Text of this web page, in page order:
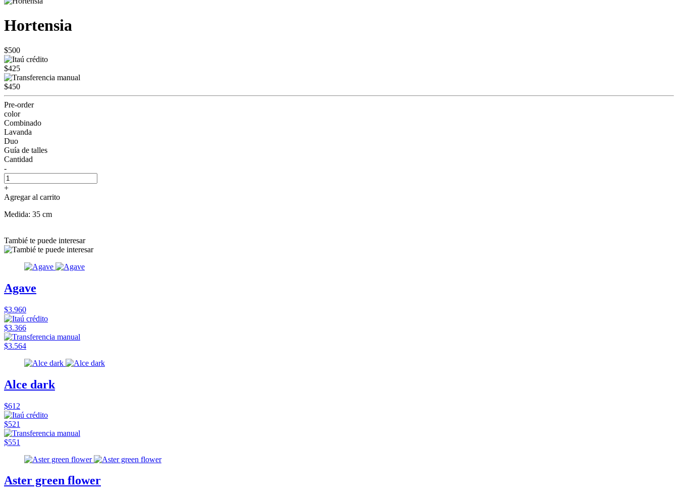
Hortensia
$500
$425
$450
Pre-order
color
Combinado
Lavanda
Duo
Guía de talles
Cantidad
-
+
Agregar al carrito
Medida: 35 cm
Tambié te puede interesar
Agave
$3.960
$3.366
$3.564
Alce dark
$612
$521
$551
Aster green flower